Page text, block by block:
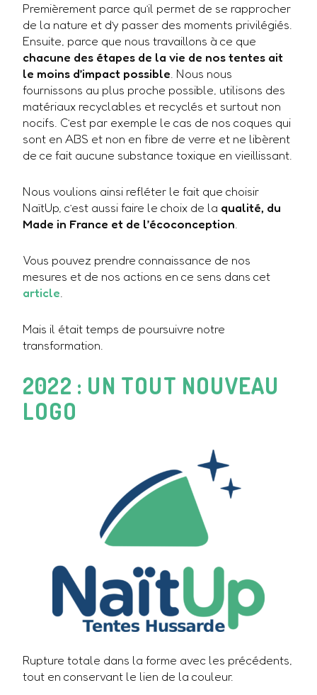
Premièrement parce qu’il permet de se rapprocher
de la nature et d’y passer des moments privilégiés.
Ensuite, parce que nous travaillons à ce que
chacune des étapes de la vie de nos tentes ait
le moins d’impact possible. Nous nous
fournissons au plus proche possible, utilisons des
matériaux recyclables et recyclés et surtout non
nocifs. C’est par exemple le cas de nos coques qui
sont en ABS et non en fibre de verre et ne libèrent
de ce fait aucune substance toxique en vieillissant.
Nous voulions ainsi refléter le fait que choisir
NaïtUp, c’est aussi faire le choix de la qualité, du
Made in France et de l’écoconception.
Vous pouvez prendre connaissance de nos
mesures et de nos actions en ce sens dans cet
article.
Mais il était temps de poursuivre notre
transformation.
2022 : UN TOUT NOUVEAU
LOGO
Rupture totale dans la forme avec les précédents,
tout en conservant le lien de la couleur.